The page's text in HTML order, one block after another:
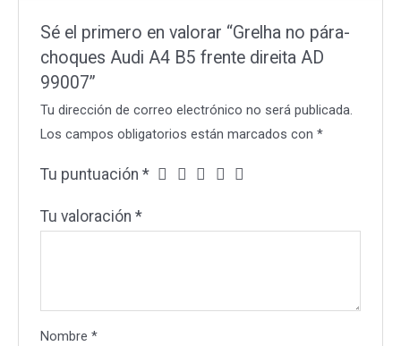
cantidad
Sé el primero en valorar “Grelha no pára-
choques Audi A4 B5 frente direita AD
99007”
Tu dirección de correo electrónico no será publicada.
Los campos obligatorios están marcados con*
Tu puntuación*
Tu valoración*
Nombre*